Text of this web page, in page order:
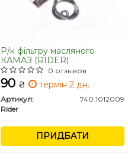
Р/к фільтру масляного
КАМАЗ (RIDER)
0 отзывов
90 ₴ термін 2 дн.
Артикул:
740.1012009
Rider
ПРИДБАТИ